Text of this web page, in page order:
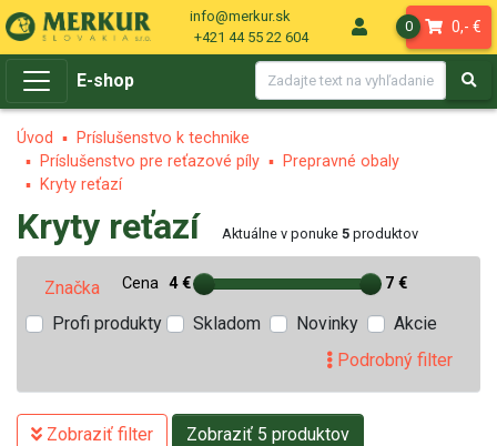
info@merkur.sk
+421 44 55 22 604
0 0,- €
E-shop
Úvod
Príslušenstvo k technike
Príslušenstvo pre reťazové píly
Prepravné obaly
Kryty reťazí
Kryty reťazí Aktuálne v ponuke 5 produktov
Značka Cena 4 € 7 €
Profi produkty Skladom Novinky
Akcie
Podrobný filter
Zobraziť filter Zobraziť 5 produktov